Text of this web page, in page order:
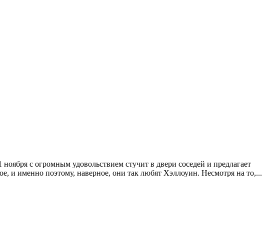
с огромным удовольствием стучит в двери соседей и предлагает
и именно поэтому, наверное, они так любят Хэллоуин. Несмотря на то,...